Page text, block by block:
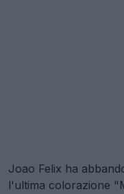
Joao Felix ha
l'ultima colorazione